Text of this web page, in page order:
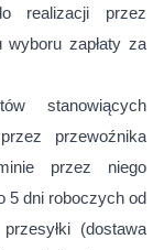
realizacji przez
wyboru zapłaty za
stanowiących
przewoźnika
przez niego
5 dni roboczych od
(dostawa